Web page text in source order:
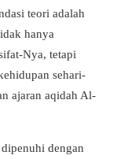
teori adalah
hanya
Nya, tetapi
sehari-
ajaran aqidah Al-
dengan